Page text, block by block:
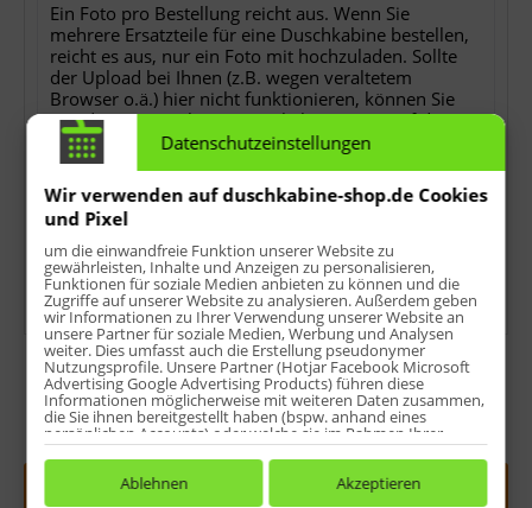
Ein Foto pro Bestellung reicht aus. Wenn Sie
mehrere Ersatzteile für eine Duschkabine bestellen,
reicht es aus, nur ein Foto mit hochzuladen. Sollte
der Upload bei Ihnen (z.B. wegen veraltetem
Browser o.ä.) hier nicht funktionieren, können Sie
uns das Foto auch per E-Mail als Antwort auf die
Bestellbestätigung nach der Bestellung zusenden.
Ohne das Foto können wir Ihren Auftrag nicht
bearbeiten!
*keine Detailfotos, keine Rechnungs- oder
Lieferscheinkopien, keine Ersatzteilübersichten oder
sonstwas.
Menge:
In den Warenkorb
Datenschutzeinstellungen
Wir verwenden auf duschkabine-shop.de Cookies
und Pixel
um die einwandfreie Funktion unserer Website zu
gewährleisten, Inhalte und Anzeigen zu personalisieren,
Funktionen für soziale Medien anbieten zu können und die
Zugriffe auf unserer Website zu analysieren. Außerdem geben
wir Informationen zu Ihrer Verwendung unserer Website an
unsere Partner für soziale Medien, Werbung und Analysen
weiter. Dies umfasst auch die Erstellung pseudonymer
Nutzungsprofile. Unsere Partner (Hotjar Facebook Microsoft
Advertising Google Advertising Products) führen diese
Informationen möglicherweise mit weiteren Daten zusammen,
die Sie ihnen bereitgestellt haben (bspw. anhand eines
persönlichen Accounts) oder welche sie im Rahmen Ihrer
Nutzung der Dienste gesammelt haben (bspw. Nutzungsdaten
anderer Geräte). Ihre Einwilligung zur Nutzung von Cookies
und Pixeln können Sie jederzeit widerrufen, indem Sie auf den
Datenschutz-Button links unten klicken und dort die
Ablehnen Akzeptieren